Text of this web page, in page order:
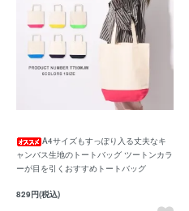
A4サイズもすっぽり入る丈夫なキ
ャンバス生地のトートバッグ ツートンカラ
ーが目を引くおすすめトートバッグ
829円(税込)